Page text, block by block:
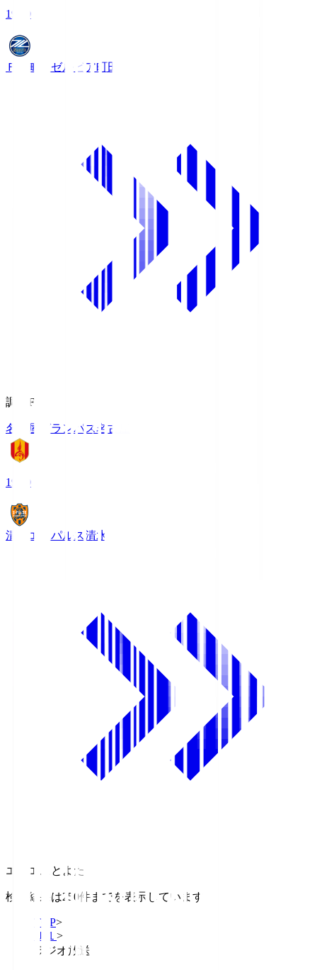
19:00
ＦＣ町田ゼルビア町田
調布FM
名古屋グランパス名古屋
19:00
清水エスパルス 清水
エフエムとよた
検索結果は250件までを表示しています
TOP>
Ｊ１ >
ラジオ放送